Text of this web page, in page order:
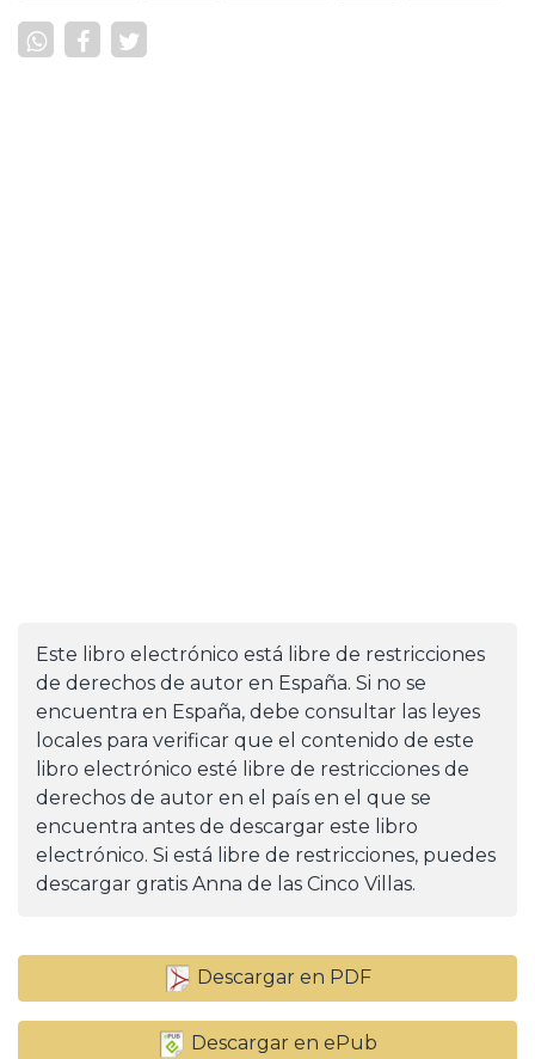
Este libro electrónico está libre de restricciones
de derechos de autor en España. Si no se
encuentra en España, debe consultar las leyes
locales para verificar que el contenido de este
libro electrónico esté libre de restricciones de
derechos de autor en el país en el que se
encuentra antes de descargar este libro
electrónico. Si está libre de restricciones, puedes
descargar gratis Anna de las Cinco Villas.
Descargar en PDF
Descargar en ePub